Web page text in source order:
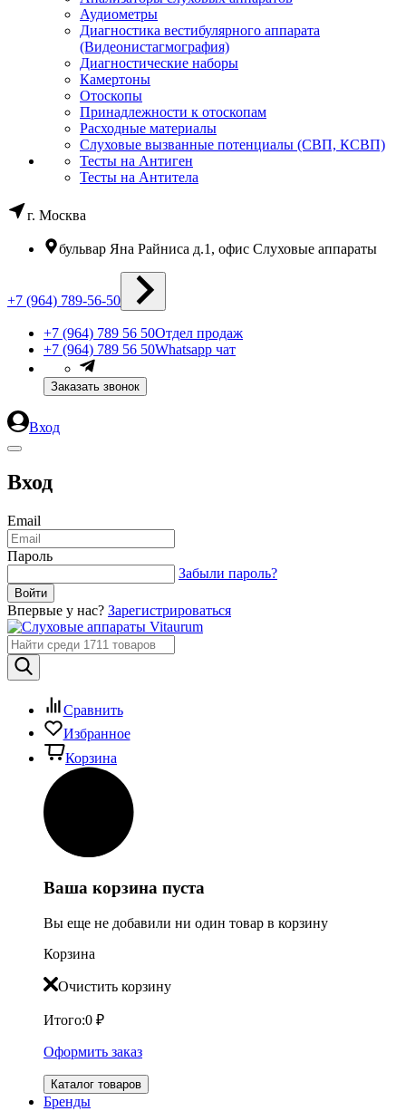
Аудиометры
Диагностика вестибулярного аппарата
(Видеонистагмография)
Диагностические наборы
Камертоны
Отоскопы
Принадлежности к отоскопам
Расходные материалы
Слуховые вызванные потенциалы (СВП, КСВП)
Тесты на Антиген
Тесты на Антитела
г. Москва
бульвар Яна Райниса д.1, офис Слуховые аппараты
+7 (964) 789-56-50
+7 (964) 789 56 50Отдел продаж
+7 (964) 789 56 50Whatsapp чат
Заказать звонок
Вход
Вход
Email
Пароль
Забыли пароль?
Впервые у нас? Зарегистрироваться
Сравнить
Избранное
Корзина
Ваша корзина пуста
Вы еще не добавили ни один товар в корзину
Корзина
Очистить корзину
Итого:0 ₽
Оформить заказ
Каталог товаров
Бренды